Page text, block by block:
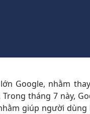
Google, nhằm
tháng 7 này,
giúp người